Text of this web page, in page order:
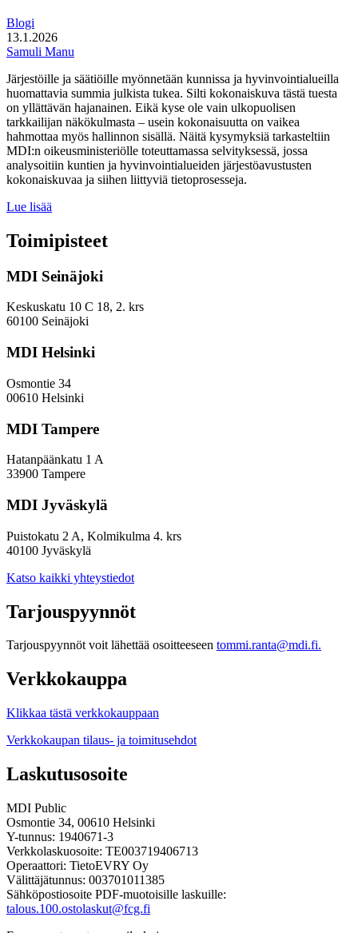
Blogi
13.1.2026
Samuli Manu
Järjestöille ja säätiöille myönnetään kunnissa ja hyvinvointialueilla
huomattavia summia julkista tukea. Silti kokonaiskuva tästä tuesta
on yllättävän hajanainen. Eikä kyse ole vain ulkopuolisen
tarkkailijan näkökulmasta – usein kokonaisuutta on vaikea
hahmottaa myös hallinnon sisällä. Näitä kysymyksiä tarkasteltiin
MDI:n oikeusministeriölle toteuttamassa selvityksessä, jossa
analysoitiin kuntien ja hyvinvointialueiden järjestöavustusten
kokonaiskuvaa ja siihen liittyviä tietoprosesseja.
Lue lisää
merkittävistä
rahavirroista,
niistä
vaikeaa
muodostaa
Toimipisteet
MDI Seinäjoki
Keskuskatu 10 C 18, 2. krs
60100 Seinäjoki
MDI Helsinki
Osmontie 34
00610 Helsinki
MDI Tampere
Hatanpäänkatu 1 A
33900 Tampere
MDI Jyväskylä
Puistokatu 2 A, Kolmikulma 4. krs
40100 Jyväskylä
Katso kaikki yhteystiedot
Tarjouspyynnöt
Tarjouspyynnöt voit lähettää osoitteeseen tommi.ranta@mdi.fi.
Verkkokauppa
Klikkaa tästä verkkokauppaan
Verkkokaupan tilaus- ja toimitusehdot
Laskutusosoite
MDI Public
Osmontie 34, 00610 Helsinki
Y-tunnus: 1940671-3
Verkkolaskuosoite: TE003719406713
Operaattori: TietoEVRY Oy
Välittäjätunnus: 003701011385
Sähköpostiosoite PDF-muotoisille laskuille:
talous.100.ostolaskut@fcg.fi